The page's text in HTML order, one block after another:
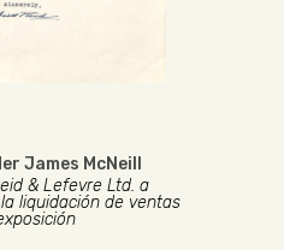
James McNeill
& Lefevre Ltd. a
liquidación de ventas